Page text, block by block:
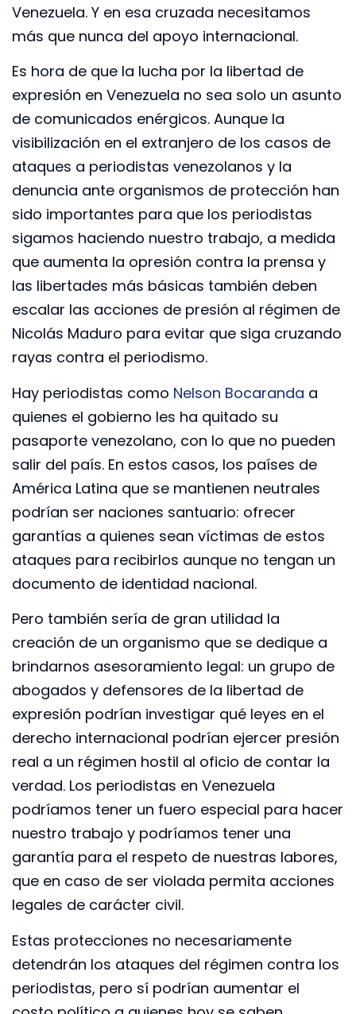
Venezuela. Y en esa cruzada necesitamos
más que nunca del apoyo internacional.
Es hora de que la lucha por la libertad de
expresión en Venezuela no sea solo un asunto
de comunicados enérgicos. Aunque la
visibilización en el extranjero de los casos de
ataques a periodistas venezolanos y la
denuncia ante organismos de protección han
sido importantes para que los periodistas
sigamos haciendo nuestro trabajo, a medida
que aumenta la opresión contra la prensa y
las libertades más básicas también deben
escalar las acciones de presión al régimen de
Nicolás Maduro para evitar que siga cruzando
rayas contra el periodismo.
Hay periodistas como Nelson Bocaranda a
quienes el gobierno les ha quitado su
pasaporte venezolano, con lo que no pueden
salir del país. En estos casos, los países de
América Latina que se mantienen neutrales
podrían ser naciones santuario: ofrecer
garantías a quienes sean víctimas de estos
ataques para recibirlos aunque no tengan un
documento de identidad nacional.
Pero también sería de gran utilidad la
creación de un organismo que se dedique a
brindarnos asesoramiento legal: un grupo de
abogados y defensores de la libertad de
expresión podrían investigar qué leyes en el
derecho internacional podrían ejercer presión
real a un régimen hostil al oficio de contar la
verdad. Los periodistas en Venezuela
podríamos tener un fuero especial para hacer
nuestro trabajo y podríamos tener una
garantía para el respeto de nuestras labores,
que en caso de ser violada permita acciones
legales de carácter civil.
Estas protecciones no necesariamente
detendrán los ataques del régimen contra los
periodistas, pero sí podrían aumentar el